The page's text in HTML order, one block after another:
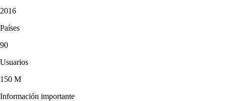
2016
Países
90
Usuarios
150 M
Información importante